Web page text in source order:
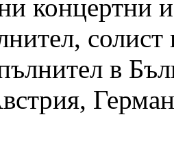
концертни
в